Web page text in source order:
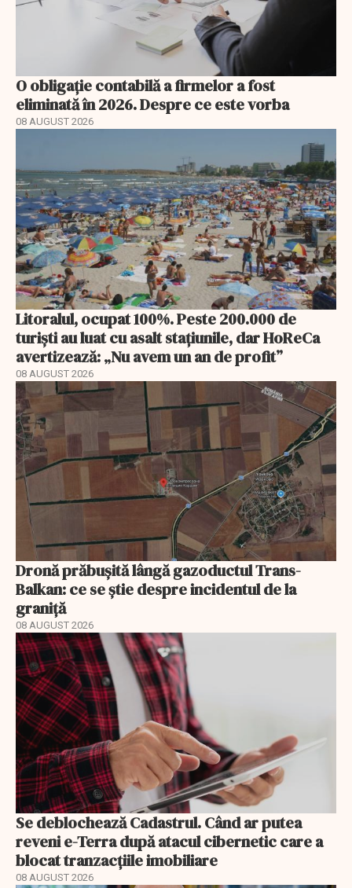
O obligație contabilă a firmelor a fost
eliminată în 2026. Despre ce este vorba
08 AUGUST 2026
Litoralul, ocupat 100%. Peste 200.000 de
turiști au luat cu asalt stațiunile, dar HoReCa
avertizează: „Nu avem un an de profit”
08 AUGUST 2026
Dronă prăbușită lângă gazoductul Trans-
Balkan: ce se știe despre incidentul de la
graniță
08 AUGUST 2026
Se deblochează Cadastrul. Când ar putea
reveni e-Terra după atacul cibernetic care a
blocat tranzacțiile imobiliare
08 AUGUST 2026